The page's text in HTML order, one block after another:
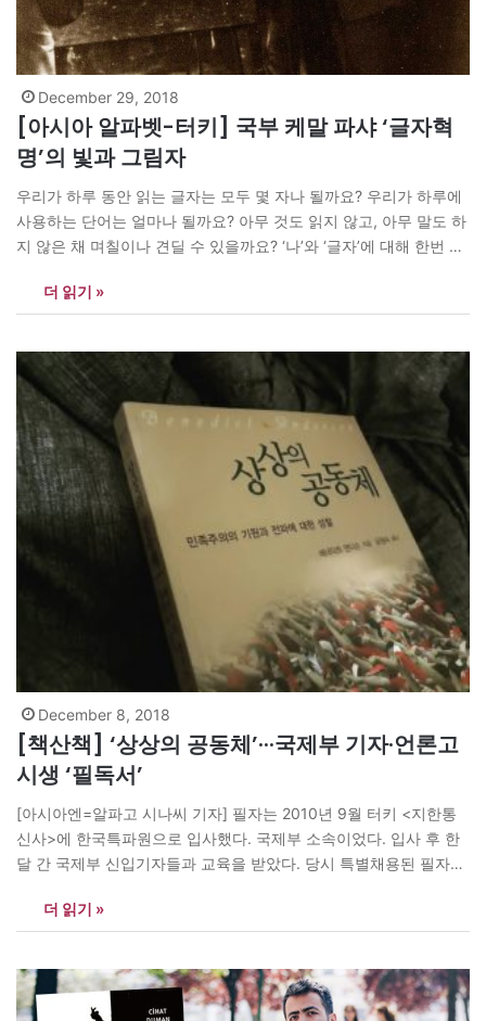
December 29, 2018
[아시아 알파벳-터키] 국부 케말 파샤 ‘글자혁
명’의 빛과 그림자
우리가 하루 동안 읽는 글자는 모두 몇 자나 될까요? 우리가 하루에
사용하는 단어는 얼마나 될까요? 아무 것도 읽지 않고, 아무 말도 하
지 않은 채 며칠이나 견딜 수 있을까요? ‘나’와 ‘글자’에 대해 한번 생
되는 ‘글자’의 이모저모를 살펴봅니다. 이집트·파키스탄·이탈리아 그
리고 터키기자들은 무슨 얘기를 펼쳤을까요? <편집자> [아시아엔=
더 읽기 »
December 8, 2018
[책산책] ‘상상의 공동체’···국제부 기자·언론고
시생 ‘필독서’
[아시아엔=알파고 시나씨 기자] 필자는 2010년 9월 터키 <지한통
신사>에 한국특파원으로 입사했다. 국제부 소속이었다. 입사 후 한
달 간 국제부 신입기자들과 교육을 받았다. 당시 특별채용된 필자는
머지 친구들은 국제부에서 어느 지역을 맡을지 미정이었다. 왜냐하
면 그들은 본사 근무여서 보통 1~2년마다 담당 대륙 및 권역을…
더 읽기 »